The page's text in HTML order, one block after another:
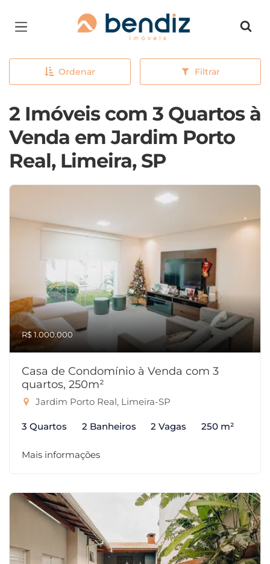
Página inicial
Ordenar Filtrar
2 Imóveis com 3 Quartos à
Venda em Jardim Porto
Real, Limeira, SP
R$ 1.000.000
Casa de Condomínio à Venda com 3
quartos, 250m²
Jardim Porto Real, Limeira-SP
3 Quartos 2 Banheiros 2 Vagas 250 m²
Mais informações